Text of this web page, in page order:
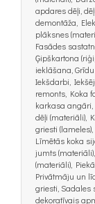
apdares dēļi,
demontāža,
plāksnes
Fasādes
Ģipškartona
ieklāšana,
Iekšdarbi,
remonts, Koka
karkasa
dēļi (materiāli),
griesti
Līmētās koka
jumts
(materiāli),
Privātmāju un
griesti, Sadales
dekoratīvais